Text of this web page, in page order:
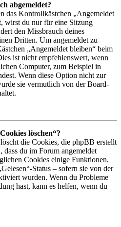
abgemeldet?
das Kontrollkästchen „Angemeldet
wirst du nur für eine Sitzung
den Missbrauch deines
Dritten. Um angemeldet zu
„Angemeldet bleiben“ beim
ist nicht empfehlenswert, wenn
Computer, zum Beispiel in
Wenn diese Option nicht zur
sie vermutlich von der Board-
löschen“?
die Cookies, die phpBB erstellt
dass du im Forum angemeldet
Cookies einige Funktionen,
Status – sofern sie von der
wurden. Wenn du Probleme
hast, kann es helfen, wenn du